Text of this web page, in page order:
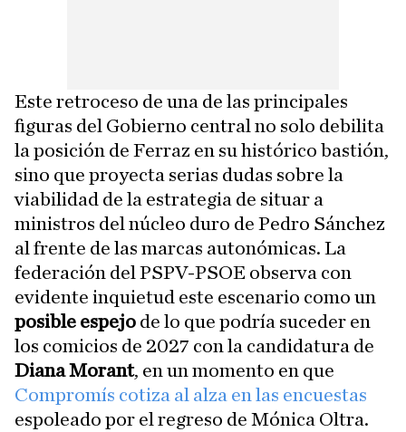
Este retroceso de una de las principales
figuras del Gobierno central no solo debilita
la posición de Ferraz en su histórico bastión,
sino que proyecta serias dudas sobre la
viabilidad de la estrategia de situar a
ministros del núcleo duro de Pedro Sánchez
al frente de las marcas autonómicas. La
federación del PSPV-PSOE observa con
evidente inquietud este escenario como un
posible espejo de lo que podría suceder en
los comicios de 2027 con la candidatura de
Diana Morant, en un momento en que
Compromís cotiza al alza en las encuestas
espoleado por el regreso de Mónica Oltra.